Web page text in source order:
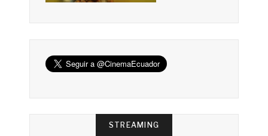
STREAMING